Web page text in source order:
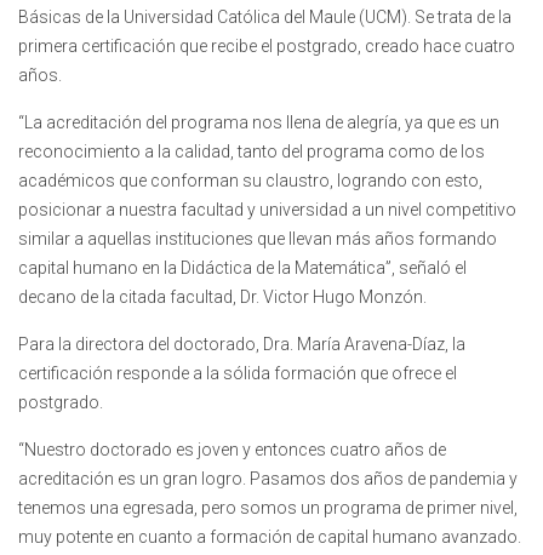
Básicas de la Universidad Católica del Maule (UCM). Se trata de la
primera certificación que recibe el postgrado, creado hace cuatro
años.
“La acreditación del programa nos llena de alegría, ya que es un
reconocimiento a la calidad, tanto del programa como de los
académicos que conforman su claustro, logrando con esto,
posicionar a nuestra facultad y universidad a un nivel competitivo
similar a aquellas instituciones que llevan más años formando
capital humano en la Didáctica de la Matemática”, señaló el
decano de la citada facultad, Dr. Victor Hugo Monzón.
Para la directora del doctorado, Dra. María Aravena-Díaz, la
certificación responde a la sólida formación que ofrece el
postgrado.
“Nuestro doctorado es joven y entonces cuatro años de
acreditación es un gran logro. Pasamos dos años de pandemia y
tenemos una egresada, pero somos un programa de primer nivel,
muy potente en cuanto a formación de capital humano avanzado.